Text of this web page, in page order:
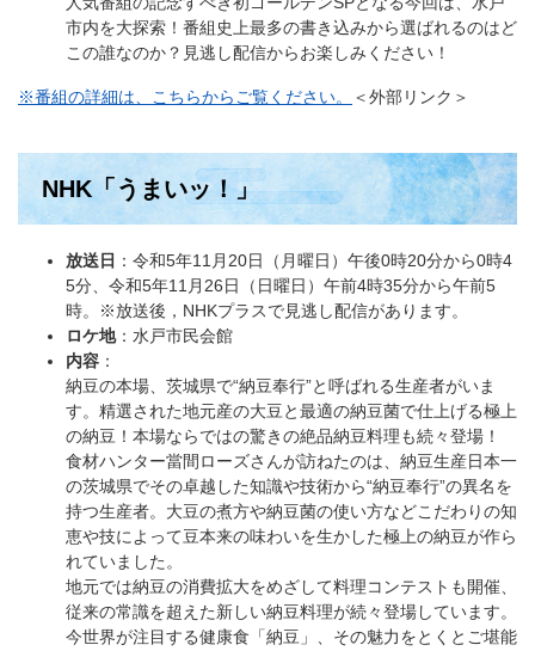
市内を大探索！番組史上最多の書き込みから選ばれるのはど
この誰なのか？見逃し配信からお楽しみください！
※番組の詳細は、こちらからご覧ください。 ＜外部リンク＞
NHK「うまいッ！」
放送日 ：令和5年11月20日（月曜日）午後0時20分から0時4
5分、令和5年11月26日（日曜日）午前4時35分から午前5
時。※放送後，NHKプラスで見逃し配信があります。
ロケ地：水戸市民会館
内容 ：
納豆の本場、茨城県で“納豆奉行”と呼ばれる生産者がいま
す。精選された地元産の大豆と最適の納豆菌で仕上げる極上
の納豆！本場ならではの驚きの絶品納豆料理も続々登場！
食材ハンター當間ローズさんが訪ねたのは、納豆生産日本一
の茨城県でその卓越した知識や技術から“納豆奉行”の異名を
持つ生産者。大豆の煮方や納豆菌の使い方などこだわりの知
恵や技によって豆本来の味わいを生かした極上の納豆が作ら
れていました。
地元では納豆の消費拡大をめざして料理コンテストも開催、
従来の常識を超えた新しい納豆料理が続々登場しています。
今世界が注目する健康食「納豆」、その魅力をとくとご堪能